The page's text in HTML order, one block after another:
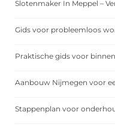
Slotenmaker In Meppel –
Gids voor probleemloos
Praktische gids voor
Aanbouw Nijmegen voor
Stappenplan voor